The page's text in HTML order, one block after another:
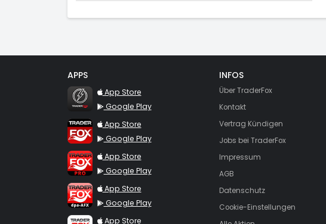
APPS
TraderFox Flash
App Store
Google Play
TraderFox App
App Store
Google Play
TraderFox Pro
App Store
Google Play
TraderFox dpa-AFX ProFeed
App Store
Google Play
TraderFox Live Trading
App Store
INFOS
Über TraderFox
Kontakt
Vertrag Kündigen
Jobs bei TraderFox
Impressum
AGB
Datenschutz
Cookie-Einstellungen